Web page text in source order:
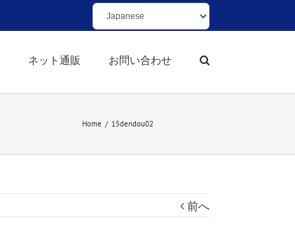
ネット通販 お問い合わせ
Home / 15dendou02
前へ